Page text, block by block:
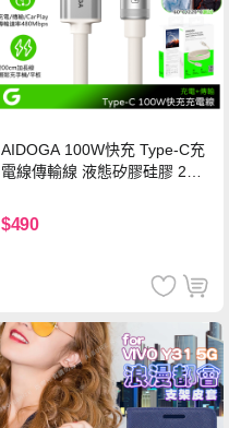
AIDOGA 100W快充 Type-C充
電線傳輸線 液態矽膠硅膠 2M
$490